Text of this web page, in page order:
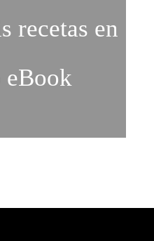
recetas en
eBook